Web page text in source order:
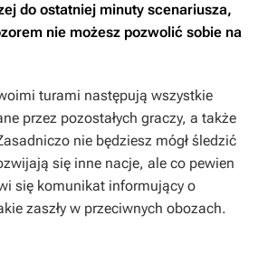
do ostatniej minuty scenariusza,
nie możesz pozwolić sobie na
turami następują wszystkie
przez pozostałych graczy, a także
nie będziesz mógł śledzić
się inne nacje, ale co pewien
się komunikat informujący o
zaszły w przeciwnych obozach.